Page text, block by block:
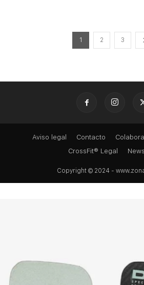
1 2 3
Aviso legal Contacto
CrossFit® Legal
Copyright © 2024 -